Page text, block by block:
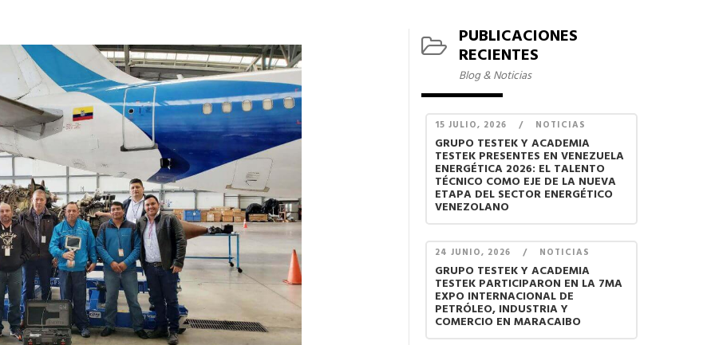
PUBLICACIONES
RECIENTES
Blog & Noticias
15 JULIO, 2026 / NOTICIAS
GRUPO TESTEK Y ACADEMIA
TESTEK PRESENTES EN VENEZUELA
ENERGÉTICA 2026: EL TALENTO
TÉCNICO COMO EJE DE LA NUEVA
ETAPA DEL SECTOR ENERGÉTICO
VENEZOLANO
24 JUNIO, 2026 / NOTICIAS
GRUPO TESTEK Y ACADEMIA
TESTEK PARTICIPARON EN LA 7MA
EXPO INTERNACIONAL DE
PETRÓLEO, INDUSTRIA Y
COMERCIO EN MARACAIBO